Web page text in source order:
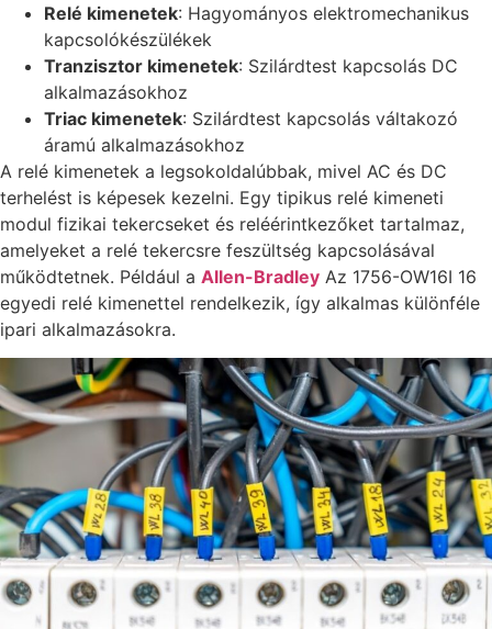
Relé kimenetek: Hagyományos elektromechanikus
kapcsolókészülékek
Tranzisztor kimenetek: Szilárdtest kapcsolás DC
alkalmazásokhoz
Triac kimenetek: Szilárdtest kapcsolás váltakozó
áramú alkalmazásokhoz
A relé kimenetek a legsokoldalúbbak, mivel AC és DC
terhelést is képesek kezelni. Egy tipikus relé kimeneti
modul fizikai tekercseket és reléérintkezőket tartalmaz,
amelyeket a relé tekercsre feszültség kapcsolásával
működtetnek. Például a Allen-Bradley Az 1756-OW16I 16
egyedi relé kimenettel rendelkezik, így alkalmas különféle
ipari alkalmazásokra.